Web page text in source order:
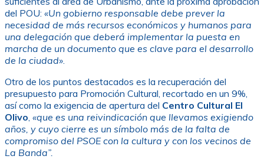
del POU: «Un gobierno responsable debe prever la
necesidad de más recursos económicos y humanos para
una delegación que deberá implementar la puesta en
marcha de un documento que es clave para el desarrollo
de la ciudad»
Otro de los puntos destacados es la recuperación del
presupuesto para Promoción Cultural, recortado en un 9%,
así como la exigencia de apertura del Centro Cultural El
Olivo «que es una reivindicación que llevamos exigiendo
años, y cuyo cierre es un símbolo más de la falta de
compromiso del PSOE con la cultura y con los vecinos de
La Banda”.